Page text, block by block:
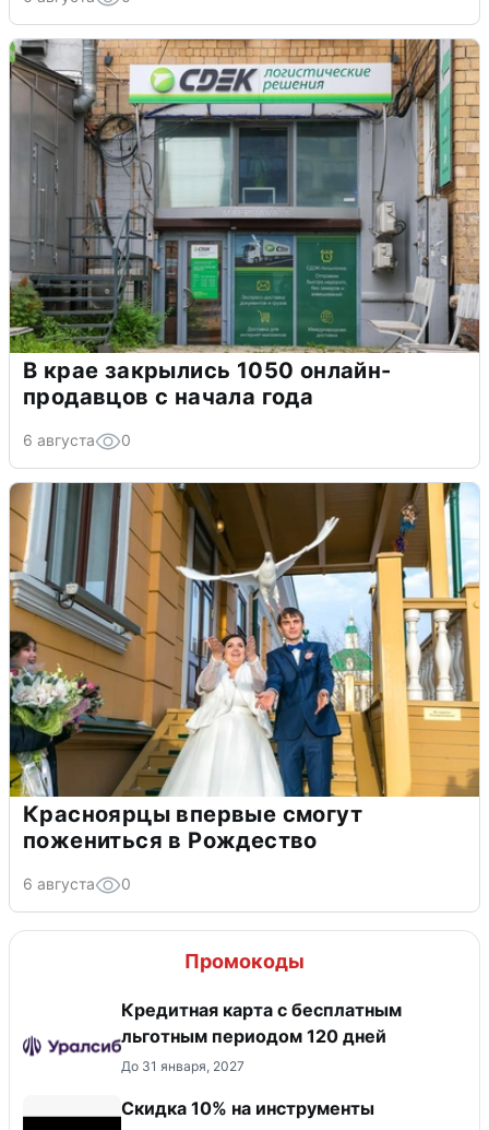
В крае закрылись 1050 онлайн-
продавцов с начала года
6 августа 0
Красноярцы впервые смогут
пожениться в Рождество
6 августа 0
Промокоды
Кредитная карта с бесплатным
льготным периодом 120 дней
До 31 января, 2027
Скидка 10% на инструменты